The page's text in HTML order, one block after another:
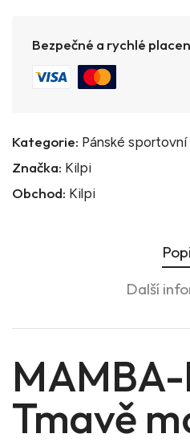
Bezpečné a rychlé
Kategorie: Pánské
Značka: Kilpi
Obchod: Kilpi
Další
Tmavě